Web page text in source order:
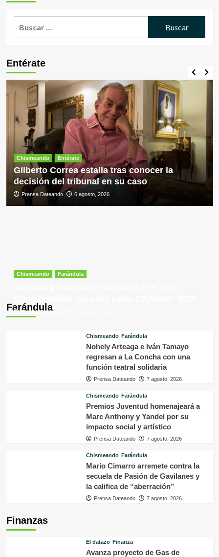
selección
aseguró
que
Inglaterra
finalista
Mundial
Entérate
Chismeando Entérate
Gilberto Correa estalla tras conocer la
decisión del tribunal en su caso
Prensa Dateando 6 agosto, 2026
Farándula
Chismeando Farándula
Prensa Dateando
Chismeando Farándula
Nohely Arteaga e Iván Tamayo
regresan a La Concha con una
función teatral solidaria
Prensa Dateando 7 agosto, 2026
Chismeando Farándula
Premios Juventud homenajeará a
Marc Anthony y Yandel por su
impacto social y artístico
Prensa Dateando 7 agosto, 2026
Chismeando Farándula
Mario Cimarro arremete contra la
secuela de Pasión de Gavilanes y
la califica de “aberración”
Prensa Dateando 7 agosto, 2026
Finanzas
El datazo Finanza
Avanza proyecto de Gas de